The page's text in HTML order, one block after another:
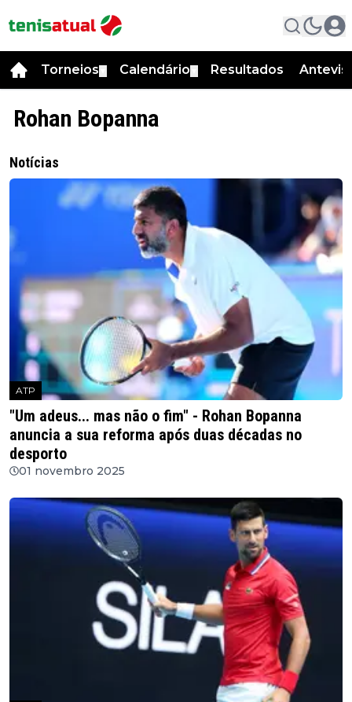
Torneios Calendário Resultados
Rohan Bopanna
Notícias
ATP
"Um adeus... mas não o fim" - Rohan Bopanna
anuncia a sua reforma após duas décadas no
desporto
01 novembro 2025